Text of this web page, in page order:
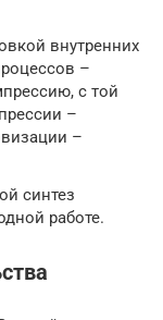
внутренних
–
с той
–
–
синтез
работе.